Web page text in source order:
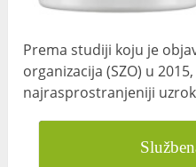
Prema studiji koju je
organizacija (SZO) u
najrasprostranjeniji